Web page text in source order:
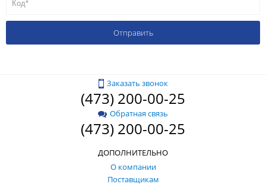
Заказать звонок
(473) 200-00-25
Обратная связь
(473) 200-00-25
ДОПОЛНИТЕЛЬНО
О компании
Поставщикам